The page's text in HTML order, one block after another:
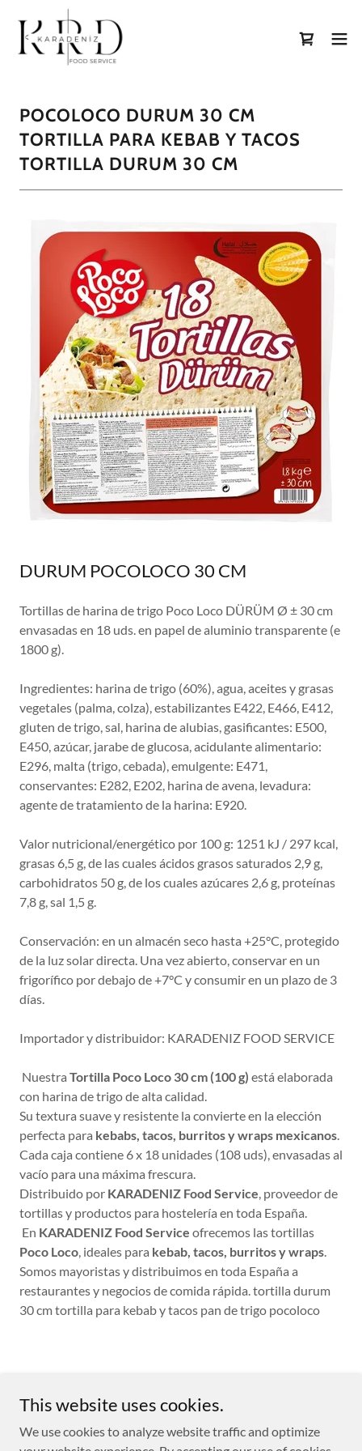
POCOLOCO DURUM 30 CM
TORTILLA PARA KEBAB Y TACOS
TORTILLA DURUM 30 CM
DURUM POCOLOCO 30 CM
Tortillas de harina de trigo Poco Loco DÜRÜM Ø ± 30 cm
envasadas en 18 uds. en papel de aluminio transparente (e
1800 g).
Ingredientes: harina de trigo (60%), agua, aceites y grasas
vegetales (palma, colza), estabilizantes E422, E466, E412,
gluten de trigo, sal, harina de alubias, gasificantes: E500,
E450, azúcar, jarabe de glucosa, acidulante alimentario:
E296, malta (trigo, cebada), emulgente: E471,
conservantes: E282, E202, harina de avena, levadura:
agente de tratamiento de la harina: E920.
Valor nutricional/energético por 100 g: 1251 kJ / 297 kcal,
grasas 6,5 g, de las cuales ácidos grasos saturados 2,9 g,
carbohidratos 50 g, de los cuales azúcares 2,6 g, proteínas
7,8 g, sal 1,5 g.
Conservación: en un almacén seco hasta +25°C, protegido
de la luz solar directa. Una vez abierto, conservar en un
frigorífico por debajo de +7°C y consumir en un plazo de 3
días.
Importador y distribuidor: KARADENIZ FOOD SERVICE
Nuestra Tortilla Poco Loco 30 cm (100 g) está elaborada
con harina de trigo de alta calidad.
Su textura suave y resistente la convierte en la elección
perfecta para kebabs, tacos, burritos y wraps mexicanos.
Cada caja contiene 6 x 18 unidades (108 uds), envasadas al
vacío para una máxima frescura.
Distribuido por KARADENIZ Food Service, proveedor de
tortillas y productos para hostelería en toda España.
En KARADENIZ Food Service ofrecemos las tortillas
Poco Loco, ideales para kebab, tacos, burritos y wraps.
Somos mayoristas y distribuimos en toda España a
restaurantes y negocios de comida rápida. tortilla durum
30 cm tortilla para kebab y tacos pan de trigo pocoloco
Copyright © 2026 KARADENIZ - All Rights Reserved.
Powered by
This website uses cookies.
We use cookies to analyze website traffic and optimize